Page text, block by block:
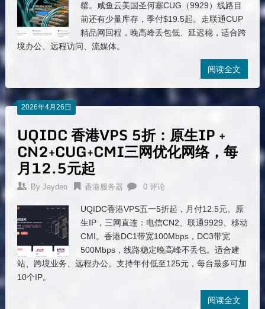
罄。咸鱼云美国圣何塞CUG（9929）线路目
前还有少量库存，季付$19.5起。走联通CUP
精品网回程，晚高峰丢包低、延迟稳，适合跨
境办公、远程访问、流媒体。
阅读全文
2026年4月26日
UQIDC 香港VPS 5折：原生IP +
CN2+CUG+CMI三网优化网络，每
月12.5元起
By Jayden 香港服务器 0 评论
UQIDC香港VPS五一5折起，月付12.5元。原
生IP，三网直连：电信CN2、联通9929、移动
CMI。香港DC1带宽100Mbps，DC3带宽
500Mbps，线路稳定晚高峰不丢包。适合建
站、跨境业务、远程办公。支持年付低至125元，每台最多可加
10个IP。
阅读全文